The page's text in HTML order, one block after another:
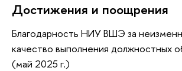
Достижения и поощрения
Благодарность НИУ ВШЭ за
качество выполнения должностных
(май 2025 г.)